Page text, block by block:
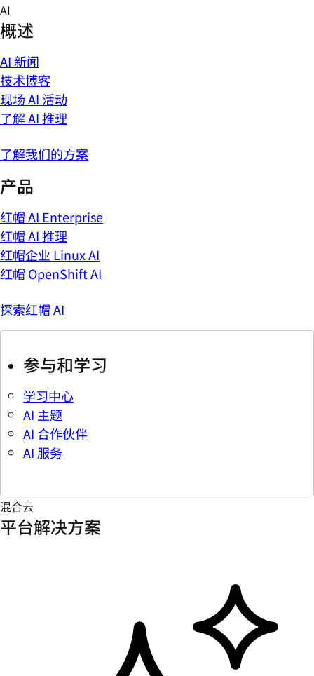
Skip
to
content
AI
概述
AI 新闻
技术博客
现场 AI 活动
了解 AI 推理
了解我们的方案
产品
红帽 AI Enterprise
红帽 AI 推理
红帽企业 Linux AI
红帽 OpenShift AI
探索红帽 AI
参与和学习
学习中心
AI 主题
AI 合作伙伴
AI 服务
混合云
平台解决方案